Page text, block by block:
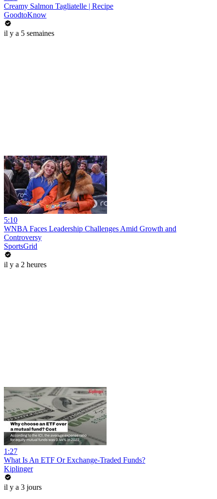
Creamy Salmon Tagliatelle | Recipe
GoodtoKnow
il y a 5 semaines
5:10
WNBA Faces Leadership Challenges Amid Growth and
Controversy
SportsGrid
il y a 2 heures
1:27
What Is An ETF Or Exchange-Traded Funds?
Kiplinger
il y a 3 jours